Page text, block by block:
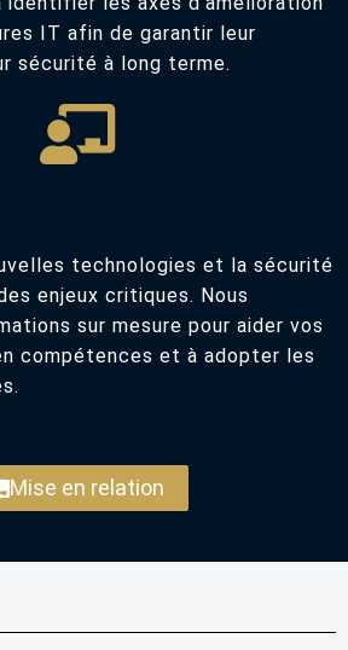
IT afin de garantir leur
sécurité à long terme.
technologies et la sécurité
enjeux critiques. Nous
sur mesure pour aider vos
compétences et à adopter les
Mise en relation